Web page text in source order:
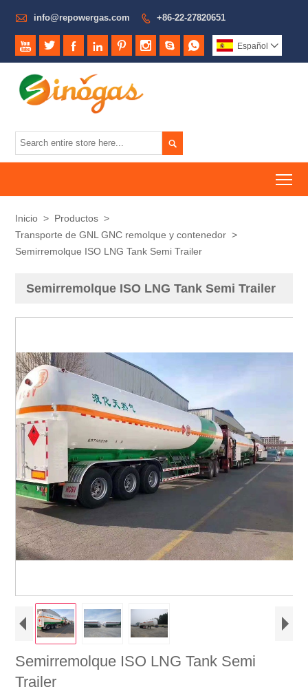
 info@repowergas.com  +86-22-27820651
        Español 

Inicio > Productos >
Transporte de GNL GNC remolque y contenedor >
Semirremolque ISO LNG Tank Semi Trailer
Semirremolque ISO LNG Tank Semi Trailer
Semirremolque ISO LNG Tank Semi
Trailer